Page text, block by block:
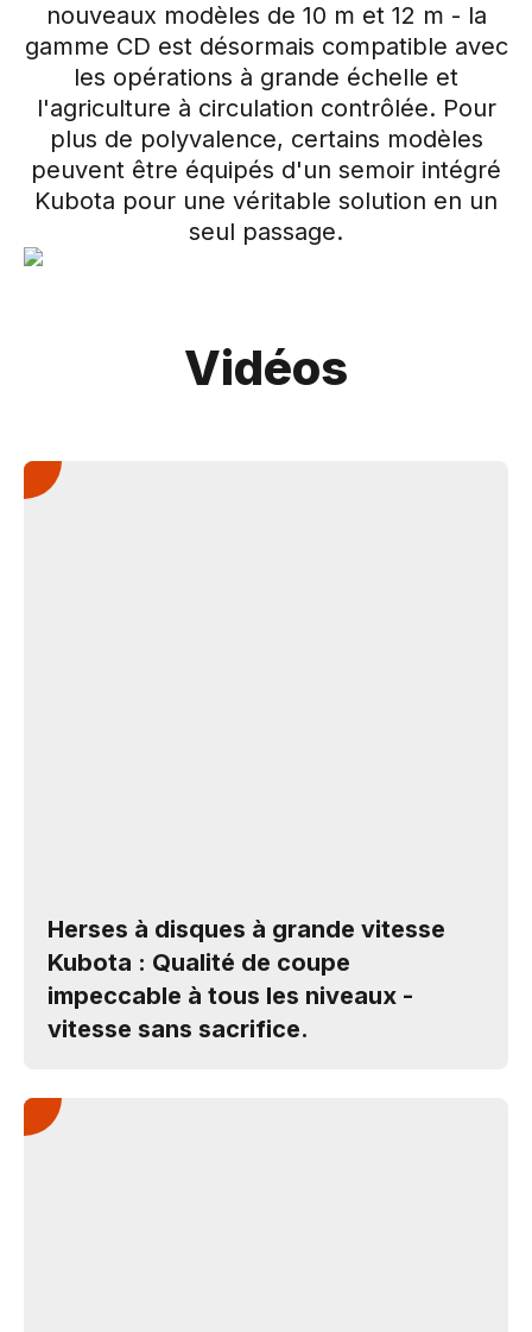
nouveaux modèles de 10 m et 12 m - la
gamme CD est désormais compatible avec
les opérations à grande échelle et
l'agriculture à circulation contrôlée. Pour
plus de polyvalence, certains modèles
peuvent être équipés d'un semoir intégré
Kubota pour une véritable solution en un
seul passage.
Vidéos
Herses à disques à grande vitesse
Kubota : Qualité de coupe
impeccable à tous les niveaux -
vitesse sans sacrifice.